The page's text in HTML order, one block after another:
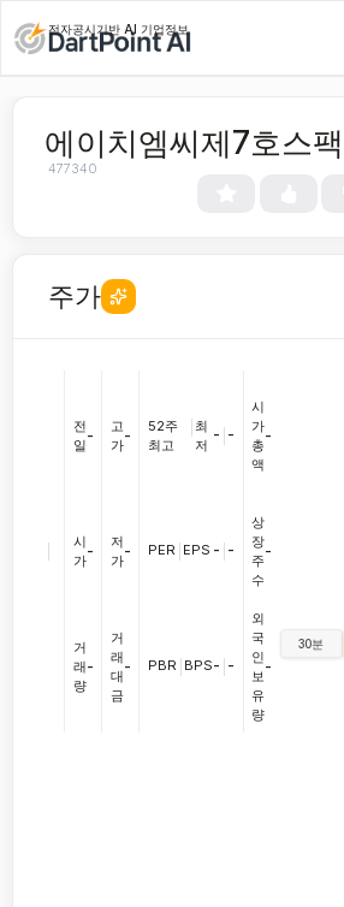
전자공시기반 AI 기업정보
에이치엠씨제7호스팩
477340
주가
전
일
-
시
가
-
거
래
량
-
고
가
-
저
가
-
거
래
대
금
-
52주
최고
최
저
- -
PER EPS - -
PBR BPS- -
시
가
총
액
-
상
장
주
수
-
외
국
인
보
유
량
-
30분